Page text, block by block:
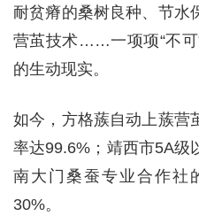
耐贫瘠的桑树良种、节水
营茧技术……一项项“不可
的生动现实。
如今，方格蔟自动上蔟营
率达99.6%；靖西市5A级
南大门桑蚕专业合作社
30%。